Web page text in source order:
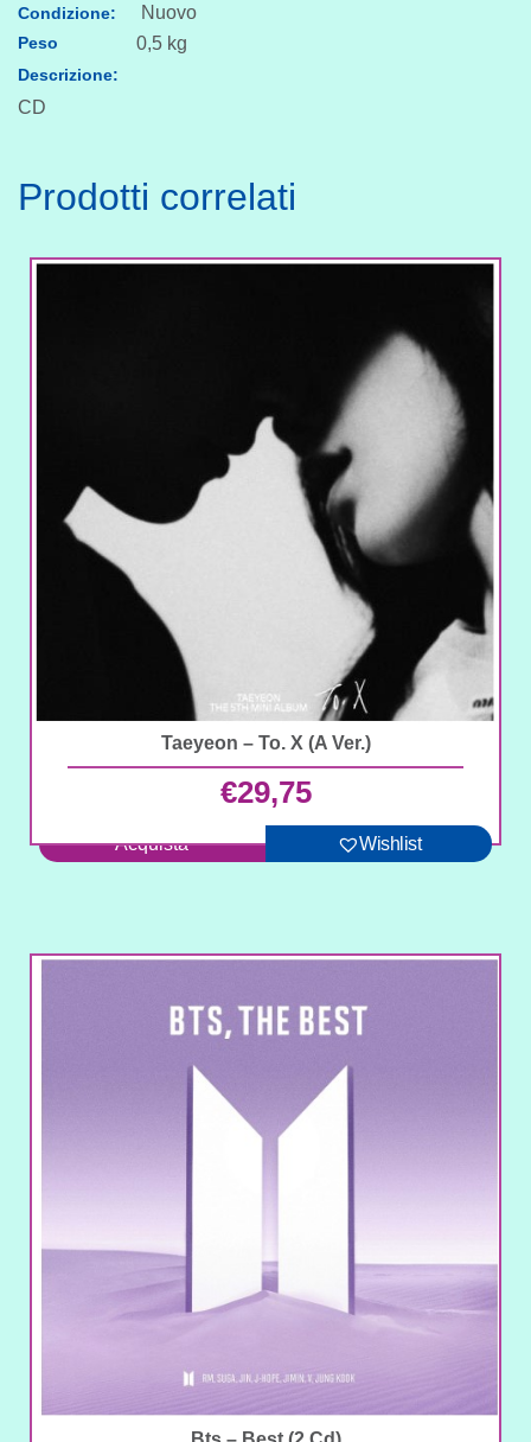
Condizione: Nuovo
Peso 0,5 kg
Descrizione:
CD
Prodotti correlati
Taeyeon – To. X (A Ver.)
€29,75
Acquista Wishlist